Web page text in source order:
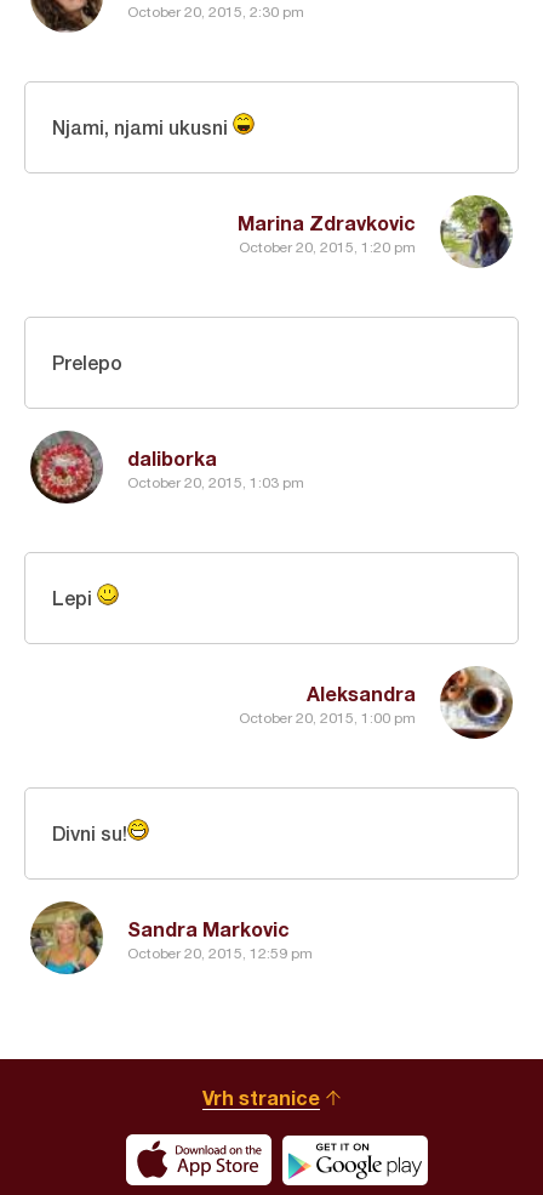
October 20, 2015, 2:30 pm
Marina Zdravkovic
October 20, 2015, 1:20 pm
Njami, njami ukusni
daliborka
October 20, 2015, 1:03 pm
Prelepo
Aleksandra
October 20, 2015, 1:00 pm
Lepi
Sandra Markovic
October 20, 2015, 12:59 pm
Divni su!
Vrh stranice